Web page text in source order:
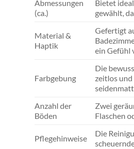
Abmessungen
(ca.)
Bietet
gewählt,
Material &
Haptik
Gefertigt
ein Gefühl
Farbgebung
Die
zeitlos und
Anzahl der
Böden
Zwei
Flaschen
Pflegehinweise
Die